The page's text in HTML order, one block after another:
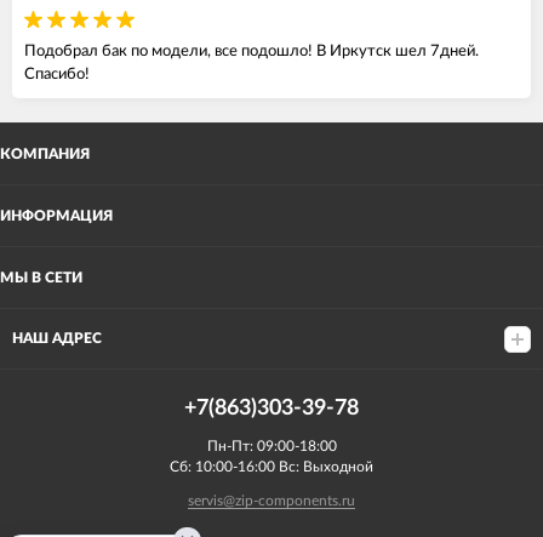
Подобрал бак по модели, все подошло! В Иркутск шел 7дней.
Спасибо!
КОМПАНИЯ
ИНФОРМАЦИЯ
МЫ В СЕТИ
НАШ АДРЕС
+7(863)303-39-78
Пн-Пт: 09:00-18:00
Сб: 10:00-16:00 Вс: Выходной
servis@zip-components.ru